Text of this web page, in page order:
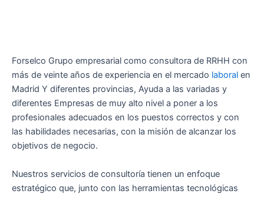
Forselco Grupo empresarial como consultora de RRHH con
más de veinte años de experiencia en el mercado laboral en
Madrid Y diferentes provincias, Ayuda a las variadas y
diferentes Empresas de muy alto nivel a poner a los
profesionales adecuados en los puestos correctos y con
las habilidades necesarias, con la misión de alcanzar los
objetivos de negocio.
Nuestros servicios de consultoría tienen un enfoque
estratégico que, junto con las herramientas tecnológicas